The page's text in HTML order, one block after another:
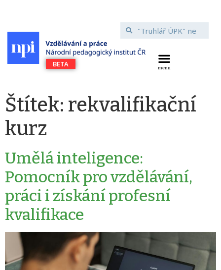
Štítek: rekvalifikační
kurz
Umělá inteligence:
Pomocník pro vzdělávání,
práci i získání profesní
kvalifikace